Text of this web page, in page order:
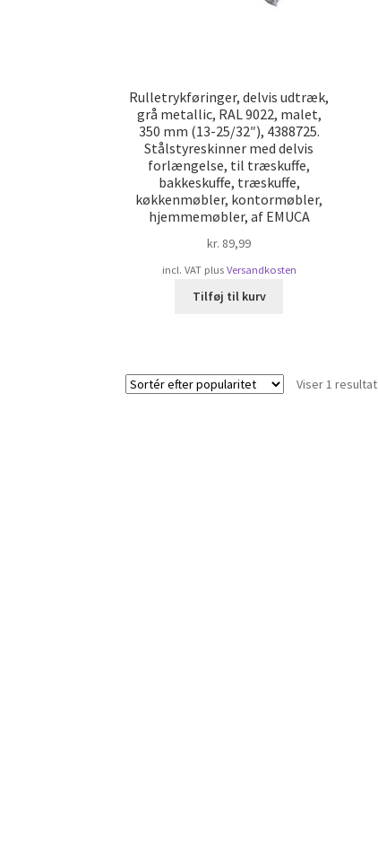
Rulletrykføringer, delvis udtræk,
grå metallic, RAL 9022, malet,
350 mm (13-25/32″), 4388725.
Stålstyreskinner med delvis
forlængelse, til træskuffe,
bakkeskuffe, træskuffe,
køkkenmøbler, kontormøbler,
hjemmemøbler, af EMUCA
kr. 89,99
incl. VAT plus Versandkosten
Tilføj til kurv
Viser 1 resultat